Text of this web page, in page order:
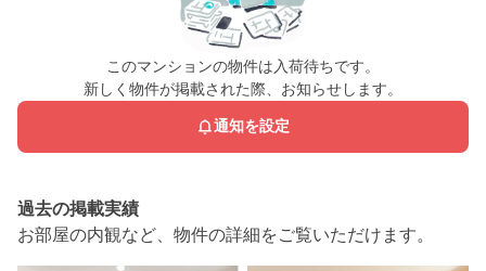
このマンションの物件は入荷待ちです。
新しく物件が掲載された際、お知らせします。
通知を設定
過去の掲載実績
お部屋の内観など、物件の詳細をご覧いただけます。